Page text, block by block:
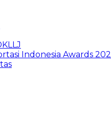
Indonesia Awards